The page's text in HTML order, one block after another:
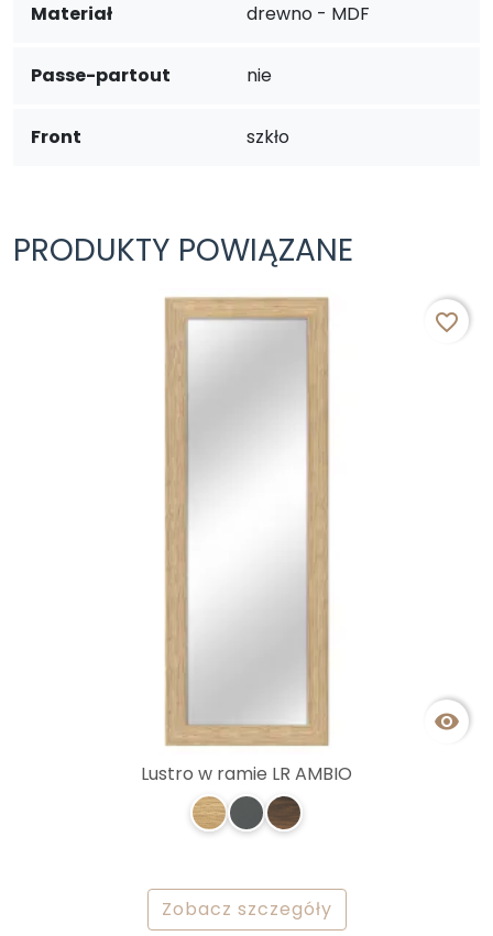
Materiał drewno - MDF
Passe-partout nie
Front szkło
PRODUKTY POWIĄZANE

favorite_border
Lustro w ramie LR AMBIO
Zobacz szczegóły